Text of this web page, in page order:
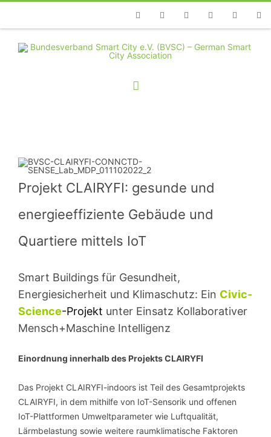
TelefonFacebookTwitterYoutubeInstagramLinkedin
Projekt CLAIRYFI: gesunde und
energieeffiziente Gebäude und
Quartiere mittels IoT
Smart Buildings für Gesundheit,
Energiesicherheit und Klimaschutz: Ein Civic-
Science-Projekt unter Einsatz Kollaborativer
Mensch+Maschine Intelligenz
Einordnung innerhalb des Projekts CLAIRYFI
Das Projekt CLAIRYFI-indoors ist Teil des Gesamtprojekts
CLAIRYFI, in dem mithilfe von IoT-Sensorik und offenen
IoT-Plattformen Umweltparameter wie Luftqualität,
Lärmbelastung sowie weitere raumklimatische Faktoren